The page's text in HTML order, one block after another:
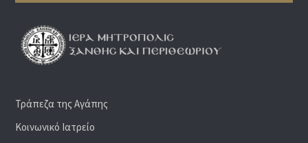
Τράπεζα της Αγάπης
Κοινωνικό Ιατρείο